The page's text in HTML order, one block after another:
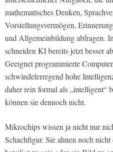
mathematisches Denken,
Vorstellungsvermögen,
und Allgemeinbildung abfragen.
schneiden KI bereits jetzt besser
Geeignet programmierte
schwindelerregend hohe
daher rein formal als „intelligent“
können sie dennoch nicht.
Mikrochips wissen ja nicht nur
Schachfigur. Sie ahnen noch